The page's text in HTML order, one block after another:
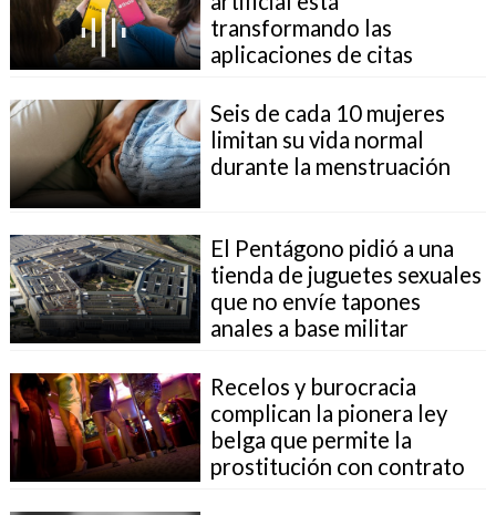
transformando las
aplicaciones de citas
Seis de cada 10 mujeres
limitan su vida normal
durante la menstruación
El Pentágono pidió a una
tienda de juguetes sexuales
que no envíe tapones
anales a base militar
Recelos y burocracia
complican la pionera ley
belga que permite la
prostitución con contrato